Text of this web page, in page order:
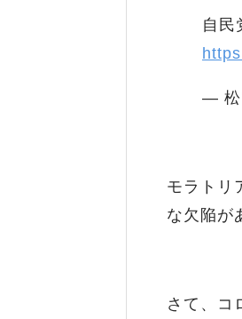
自民
— 松
モラトリ
な欠陥が
さて、コ